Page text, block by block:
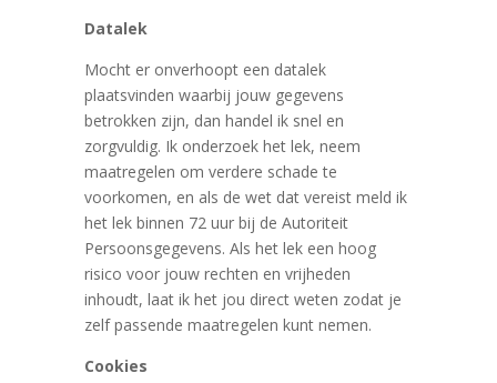
Datalek
Mocht er onverhoopt een datalek
plaatsvinden waarbij jouw gegevens
betrokken zijn, dan handel ik snel en
zorgvuldig. Ik onderzoek het lek, neem
maatregelen om verdere schade te
voorkomen, en als de wet dat vereist meld ik
het lek binnen 72 uur bij de Autoriteit
Persoonsgegevens. Als het lek een hoog
risico voor jouw rechten en vrijheden
inhoudt, laat ik het jou direct weten zodat je
zelf passende maatregelen kunt nemen.
Cookies